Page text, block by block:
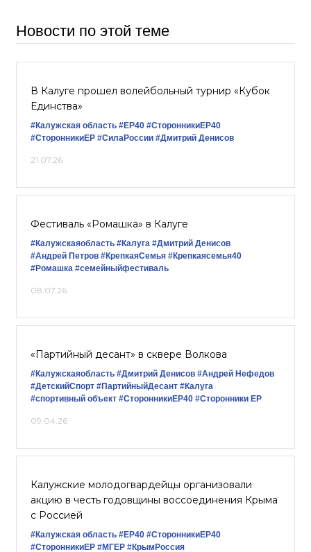
Новости по этой теме
В Калуге прошел волейбольный турнир «Кубок
Единства»
#Калужская область #ЕР40 #СторонникиЕР40
#СторонникиЕР #СилаРоссии #Дмитрий Денисов
21.07.26
Фестиваль «Ромашка» в Калуге
#Калужскаяобласть #Калуга #Дмитрий Денисов
#Андрей Петров #КрепкаяСемья #Крепкаясемья40
#Ромашка #семейныйфестиваль
08.07.26
«Партийный десант» в сквере Волкова
#Калужскаяобласть #Дмитрий Денисов #Андрей Нефедов
#ДетскийСпорт #ПартийныйДесант #Калуга
#спортивный объект #СторонникиЕР40 #Сторонники ЕР
09.04.26
Калужские молодогвардейцы организовали
акцию в честь годовщины воссоединения Крыма
с Россией
#Калужская область #ЕР40 #СторонникиЕР40
#СторонникиЕР #‎МГЕР‬ #КрымРоссия